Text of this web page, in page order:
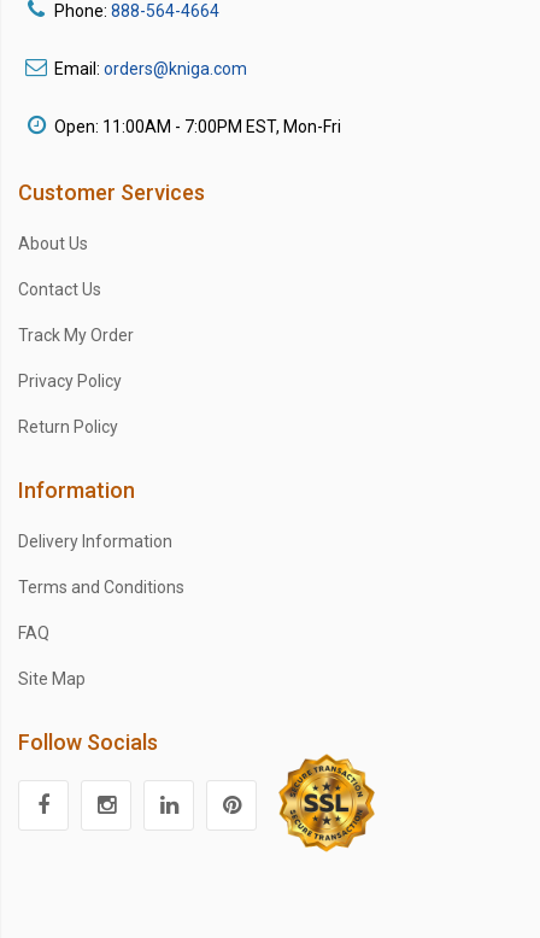
Phone: 888-564-4664
Email: orders@kniga.com
Open: 11:00AM - 7:00PM EST, Mon-Fri
Customer Services
About Us
Contact Us
Track My Order
Privacy Policy
Return Policy
Information
Delivery Information
Terms and Conditions
FAQ
Site Map
Follow Socials